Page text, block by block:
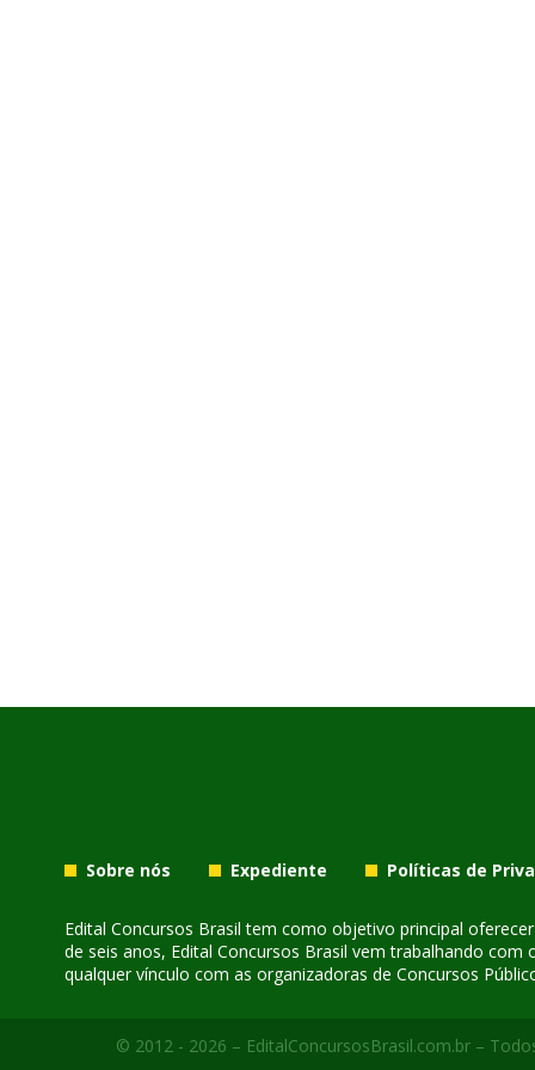
Sobre nós Expediente Políticas de
Edital Concursos Brasil tem como objetivo principal
de seis anos, Edital Concursos Brasil vem trabalhando
qualquer vínculo com as organizadoras de Concursos
© 2012 - 2026 – EditalConcursosBrasil.com.br –